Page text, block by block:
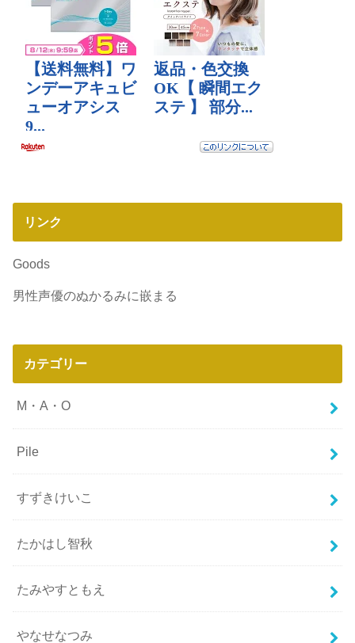
リンク
Goods
男性声優のぬかるみに嵌まる
カテゴリー
M・A・O
Pile
すずきけいこ
たかはし智秋
たみやすともえ
やなせなつみ